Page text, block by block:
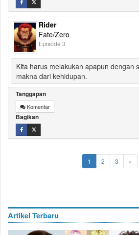
Rider
Fate/Zero
Episode 3
Kita harus melakukan apapun dengan
makna dari kehidupan.
Tanggapan
Komentar
Bagikan
1 2 3 »
Artikel Terbaru